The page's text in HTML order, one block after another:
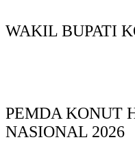
WAKIL BUPATI
PEMDA KONUT
NASIONAL 2026